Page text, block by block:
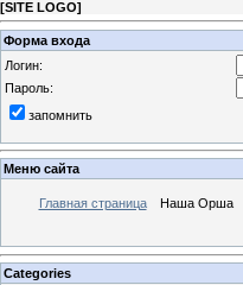
[SITE LOGO]
Форма входа
Логин:
Пароль:
запомнить
Меню сайта
Главная страница Наша Орша
Categories